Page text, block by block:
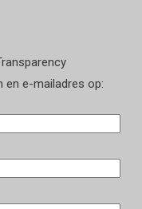
en e-mailadres op: